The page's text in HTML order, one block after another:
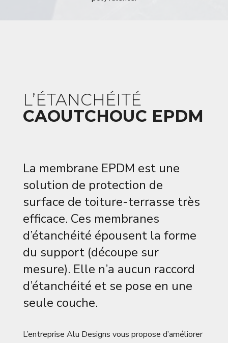
L’ÉTANCHÉITÉ
CAOUTCHOUC EPDM
La membrane EPDM est une
solution de protection de
surface de toiture-terrasse très
efficace. Ces membranes
d’étanchéité épousent la forme
du support (découpe sur
mesure). Elle n’a aucun raccord
d’étanchéité et se pose en une
seule couche.
L’entreprise Alu Designs vous propose d’améliorer